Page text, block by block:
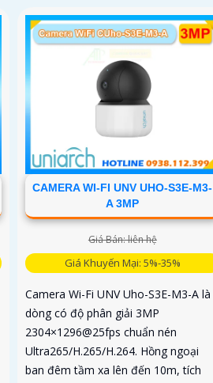
CAMERA WI-FI UNV UHO-S3E-M3-
A 3MP
Giá Bán: liên hệ
Giá Khuyến Mại: 5%-35%
Camera Wi-Fi UNV Uho-S3E-M3-A là
dòng có độ phân giải 3MP
2304×1296@25fps chuẩn nén
Ultra265/H.265/H.264. Hồng ngoại
ban đêm tầm xa lên đến 10m, tích